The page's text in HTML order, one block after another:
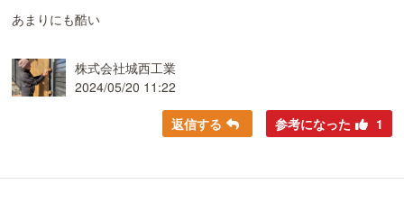
あまりにも酷い
株式会社城西工業
2024/05/20 11:22
返信する 参考になった 1